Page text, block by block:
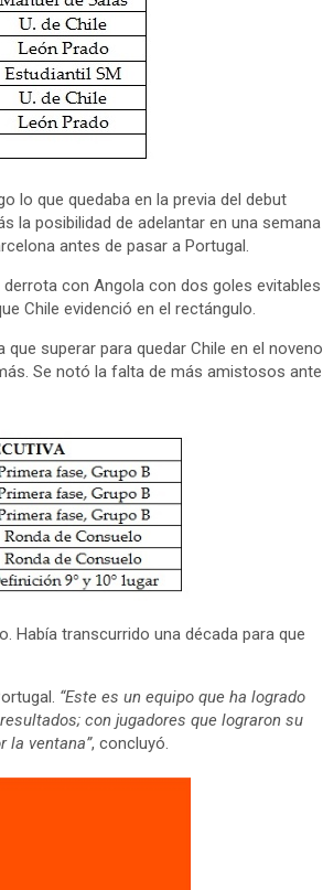
lo que quedaba en la previa del debut
la posibilidad de adelantar en una semana
antes de pasar a Portugal.
con Angola con dos goles evitables
Chile evidenció en el rectángulo.
superar para quedar Chile en el noveno
Se notó la falta de más amistosos ante
Había transcurrido una década para que
“Este es un equipo que ha logrado
con jugadores que lograron su
la ventana”, concluyó.